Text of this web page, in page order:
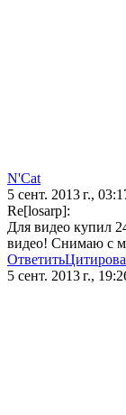
N'Cat
5 сент. 2013 г.,
Re[losarp]:
Для видео купил
видео! Снимаю с
Ответить
5 сент. 2013 г.,